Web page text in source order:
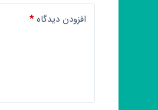
افزودن دیدگاه*